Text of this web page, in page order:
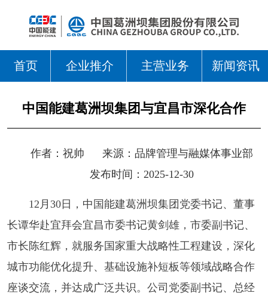
首页 企业推介 主营业务 新闻资讯
中国能建葛洲坝集团与宜昌市深化合作
作者： 祝帅 来源： 品牌管理与融媒体事业部
发布时间：2025-12-30
12月30日，中国能建葛洲坝集团党委书记、董事
长谭华赴宜拜会宜昌市委书记黄剑雄，市委副书记、
市长陈红辉，就服务国家重大战略性工程建设，深化
城市功能优化提升、基础设施补短板等领域战略合作
座谈交流，并达成广泛共识。公司党委副书记、总经